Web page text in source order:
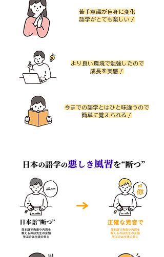
苦手意識が自身に変化
​語学がとても楽しい！
より良い環境で勉強したので
成長を実感！
今までの語学とはひと味違うので
​簡単に覚えられる！